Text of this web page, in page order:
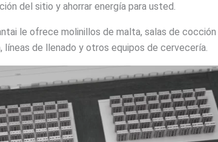
del sitio y ahorrar energía para usted.
le ofrece molinillos de malta, salas de
líneas de llenado y otros equipos de cervecería.